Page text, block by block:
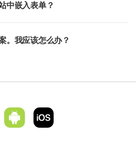
中嵌入表单？
。我应该怎么办？